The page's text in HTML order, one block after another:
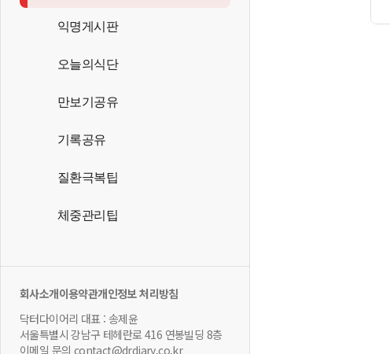
익명게시판
오늘의식단
만보기공유
기록공유
질환극복팁
체중관리팁
회사소개이용약관개인정보 처리방침
닥터다이어리 대표 : 송제윤
서울특별시 강남구 테헤란로 416 연봉빌딩 8층
이메일 문의 contact@drdiary.co.kr